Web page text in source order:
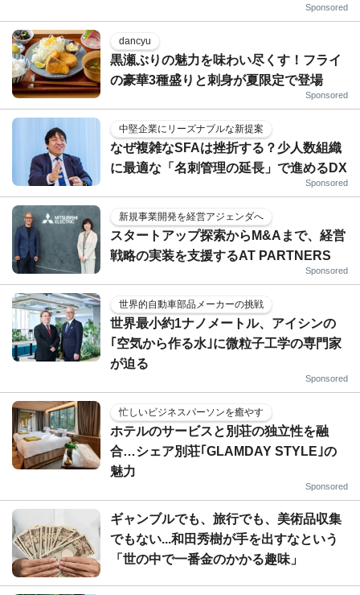
Sponsored
dancyu
黒瀬ぶりの魅力を味わい尽くす！フライ
の豪華3種盛りと刺身が夏限定で登場
Sponsored
中堅企業にリーズナブルな新提案
なぜ複雑なSFAは挫折する？少人数組織
に最適な「名刺管理の延長」で進めるDX
Sponsored
新規事業開発を経営アジェンダへ
スタートアップ探索からM&Aまで、経営
戦略の実装を支援するAT PARTNERS
Sponsored
世界的自動車部品メーカーの挑戦
世界最小約1ナノメートル、アイシンの
｢空気から作る水｣に微粒子工学の専門家
が迫る
Sponsored
忙しいビジネスパーソンを癒やす
ホテルのサービスと別荘の独立性を融
合…シェア別荘｢GLAMDAY STYLE｣の
魅力
Sponsored
ギャンブルでも、旅行でも、美術品収集
でもない...和田秀樹が手を出すなという
「世の中で一番金のかかる趣味」